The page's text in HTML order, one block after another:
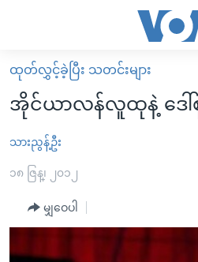
လွယ်ကူ
စေ
Link
များ
အကြောင်းအရာ
သို့
မူလစာမျက်နှာ
မြန်မာ
ကမ္ဘာ့သတင်းများ
နိုင်ငံတကာ
တရုတ်
အစ္စရေး-ပါလက်စတိုင်း
ဗွီဒီယို
ရပ်ဝန်းတခု လမ်းတခု အလွန်
အင်္ဂလိပ်စာလေ့လာမယ်
ထုတ်လွှင့်ခဲ့ပြီး သတင်းများ
အိုင်ယာလန်လူထုနဲ့ ဒေ
သားညွန့်ဦး
၁၈ ဇြန္၊ ၂၀၁၂
မျှဝေပါ